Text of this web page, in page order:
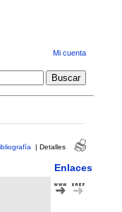
Mi cuenta
| Detalles
Enlaces